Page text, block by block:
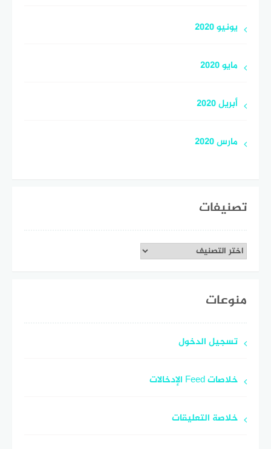
يونيو 2020
مايو 2020
أبريل 2020
مارس 2020
تصنيفات
تصنيفات
منوعات
تسجيل الدخول
خلاصات Feed الإدخالات
خلاصة التعليقات